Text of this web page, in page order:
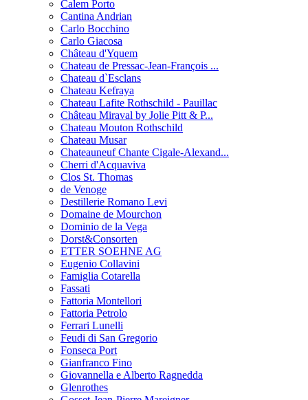
Calem Porto
Cantina Andrian
Carlo Bocchino
Carlo Giacosa
Château d'Yquem
Chateau de Pressac-Jean-François ...
Chateau d`Esclans
Chateau Kefraya
Chateau Lafite Rothschild - Pauillac
Château Miraval by Jolie Pitt & P...
Chateau Mouton Rothschild
Chateau Musar
Chateauneuf Chante Cigale-Alexand...
Cherri d'Acquaviva
Clos St. Thomas
de Venoge
Destillerie Romano Levi
Domaine de Mourchon
Dominio de la Vega
Dorst&Consorten
ETTER SOEHNE AG
Eugenio Collavini
Famiglia Cotarella
Fassati
Fattoria Montellori
Fattoria Petrolo
Ferrari Lunelli
Feudi di San Gregorio
Fonseca Port
Gianfranco Fino
Giovannella e Alberto Ragnedda
Glenrothes